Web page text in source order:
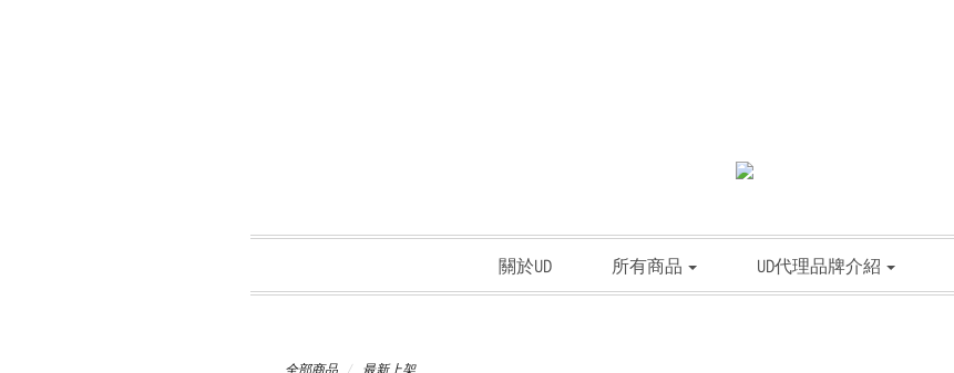
關於UD 所有商品 UD代理品牌介紹
全部商品 最新上架